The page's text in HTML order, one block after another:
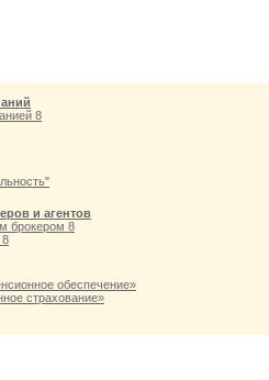
8
и агентов
брокером 8
8
обеспечение»
страхование»